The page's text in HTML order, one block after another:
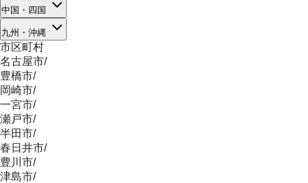
中国・四国
九州・沖縄
市区町村
名古屋市/
豊橋市/
岡崎市/
一宮市/
瀬戸市/
半田市/
春日井市/
豊川市/
津島市/